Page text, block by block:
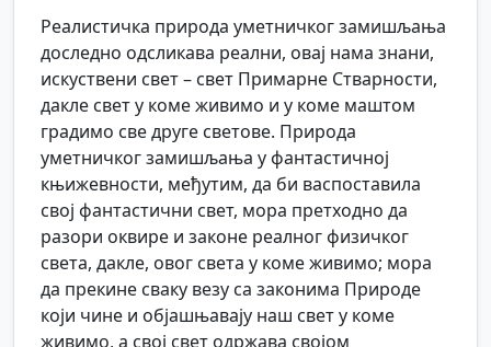
Реалистичка природа уметничког замишљања
доследно одсликава реални, овај нама знани,
искуствени свет – свет Примарне Стварности,
дакле свет у коме живимо и у коме маштом
градимо све друге светове. Природа
уметничког замишљања у фантастичној
књижевности, међутим, да би васпоставила
свој фантастични свет, мора претходно да
разори оквире и законе реалног физичког
света, дакле, овог света у коме живимо; мора
да прекине сваку везу са законима Природе
који чине и објашњавају наш свет у коме
живимо, а свој свет одржава својом